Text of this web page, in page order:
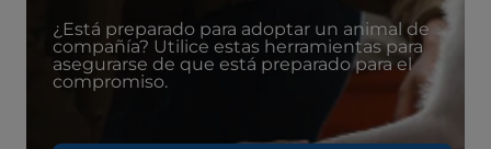
¿Está preparado para adoptar un animal de
compañía? Utilice estas herramientas para
asegurarse de que está preparado para el
compromiso.